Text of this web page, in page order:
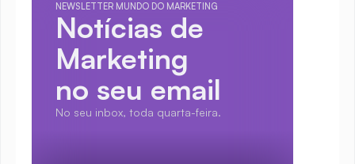
NEWSLETTER MUNDO DO MARKETING
Notícias de
Marketing
no seu email
No seu inbox, toda quarta-feira.